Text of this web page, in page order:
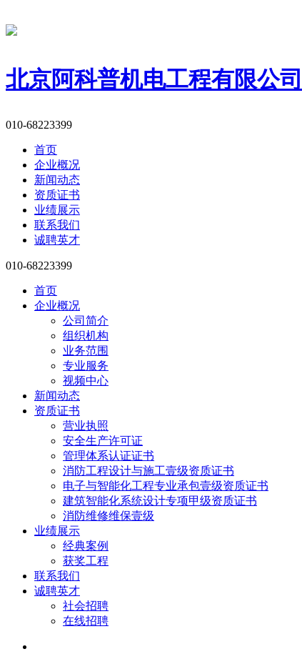
北京阿科普机电工程有限公司
010-68223399
首页
企业概况
新闻动态
资质证书
业绩展示
联系我们
诚聘英才
010-68223399
首页
企业概况
公司简介
组织机构
业务范围
专业服务
视频中心
新闻动态
资质证书
营业执照
安全生产许可证
管理体系认证证书
消防工程设计与施工壹级资质证书
电子与智能化工程专业承包壹级资质证书
建筑智能化系统设计专项甲级资质证书
消防维修维保壹级
业绩展示
经典案例
获奖工程
联系我们
诚聘英才
社会招聘
在线招聘